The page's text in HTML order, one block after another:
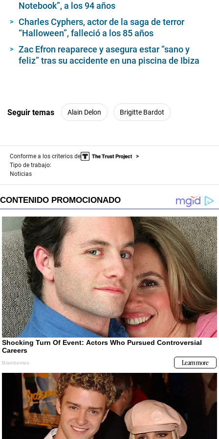
Notebook”, a los 94 años
Charles Cyphers, actor de la saga de terror
“Halloween”, falleció a los 85 años
Zac Efron reaparece y asegura estar “sano y
feliz” tras su accidente en una piscina de Ibiza
Seguir temas Alain Delon Brigitte Bardot
Conforme a los criterios de
Tipo de trabajo:
Noticias